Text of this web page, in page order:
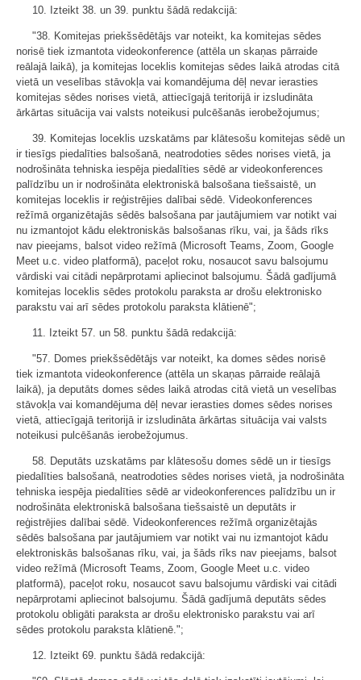
10. Izteikt 38. un 39. punktu šādā redakcijā:
"38. Komitejas priekšsēdētājs var noteikt, ka komitejas sēdes
norisē tiek izmantota videokonference (attēla un skaņas pārraide
reālajā laikā), ja komitejas loceklis komitejas sēdes laikā atrodas citā
vietā un veselības stāvokļa vai komandējuma dēļ nevar ierasties
komitejas sēdes norises vietā, attiecīgajā teritorijā ir izsludināta
ārkārtas situācija vai valsts noteikusi pulcēšanās ierobežojumus;
39. Komitejas loceklis uzskatāms par klātesošu komitejas sēdē un
ir tiesīgs piedalīties balsošanā, neatrodoties sēdes norises vietā, ja
nodrošināta tehniska iespēja piedalīties sēdē ar videokonferences
palīdzību un ir nodrošināta elektroniskā balsošana tiešsaistē, un
komitejas loceklis ir reģistrējies dalībai sēdē. Videokonferences
režīmā organizētajās sēdēs balsošana par jautājumiem var notikt vai
nu izmantojot kādu elektroniskās balsošanas rīku, vai, ja šāds rīks
nav pieejams, balsot video režīmā (Microsoft Teams, Zoom, Google
Meet u.c. video platformā), paceļot roku, nosaucot savu balsojumu
vārdiski vai citādi nepārprotami apliecinot balsojumu. Šādā gadījumā
komitejas loceklis sēdes protokolu paraksta ar drošu elektronisko
parakstu vai arī sēdes protokolu paraksta klātienē";
11. Izteikt 57. un 58. punktu šādā redakcijā:
"57. Domes priekšsēdētājs var noteikt, ka domes sēdes norisē
tiek izmantota videokonference (attēla un skaņas pārraide reālajā
laikā), ja deputāts domes sēdes laikā atrodas citā vietā un veselības
stāvokļa vai komandējuma dēļ nevar ierasties domes sēdes norises
vietā, attiecīgajā teritorijā ir izsludināta ārkārtas situācija vai valsts
noteikusi pulcēšanās ierobežojumus.
58. Deputāts uzskatāms par klātesošu domes sēdē un ir tiesīgs
piedalīties balsošanā, neatrodoties sēdes norises vietā, ja nodrošināta
tehniska iespēja piedalīties sēdē ar videokonferences palīdzību un ir
nodrošināta elektroniskā balsošana tiešsaistē un deputāts ir
reģistrējies dalībai sēdē. Videokonferences režīmā organizētajās
sēdēs balsošana par jautājumiem var notikt vai nu izmantojot kādu
elektroniskās balsošanas rīku, vai, ja šāds rīks nav pieejams, balsot
video režīmā (Microsoft Teams, Zoom, Google Meet u.c. video
platformā), paceļot roku, nosaucot savu balsojumu vārdiski vai citādi
nepārprotami apliecinot balsojumu. Šādā gadījumā deputāts sēdes
protokolu obligāti paraksta ar drošu elektronisko parakstu vai arī
sēdes protokolu paraksta klātienē.";
12. Izteikt 69. punktu šādā redakcijā: